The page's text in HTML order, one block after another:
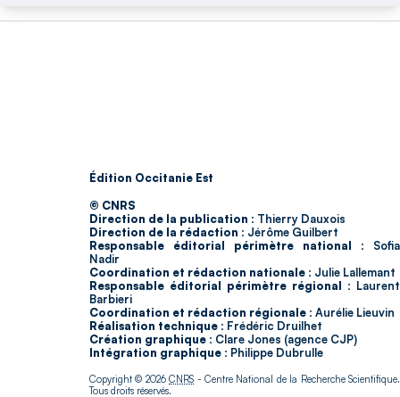
Édition Occitanie Est
© CNRS
Direction de la publication : Thierry Dauxois
Direction de la rédaction : Jérôme Guilbert
Responsable éditorial périmètre national : Sofia
Nadir
Coordination et rédaction nationale : Julie Lallemant
Responsable éditorial périmètre régional : Laurent
Barbieri
Coordination et rédaction régionale : Aurélie Lieuvin
Réalisation technique : Frédéric Druilhet
Création graphique : Clare Jones (agence CJP)
Intégration graphique : Philippe Dubrulle
Copyright © 2026CNRS - Centre National de la Recherche Scientifique.
Tous droits réservés.